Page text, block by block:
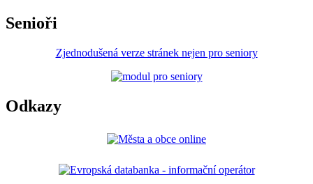
Senioři
Zjednodušená verze stránek nejen pro seniory
Odkazy